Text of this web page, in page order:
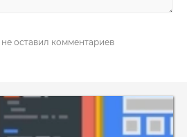
оставил комментариев